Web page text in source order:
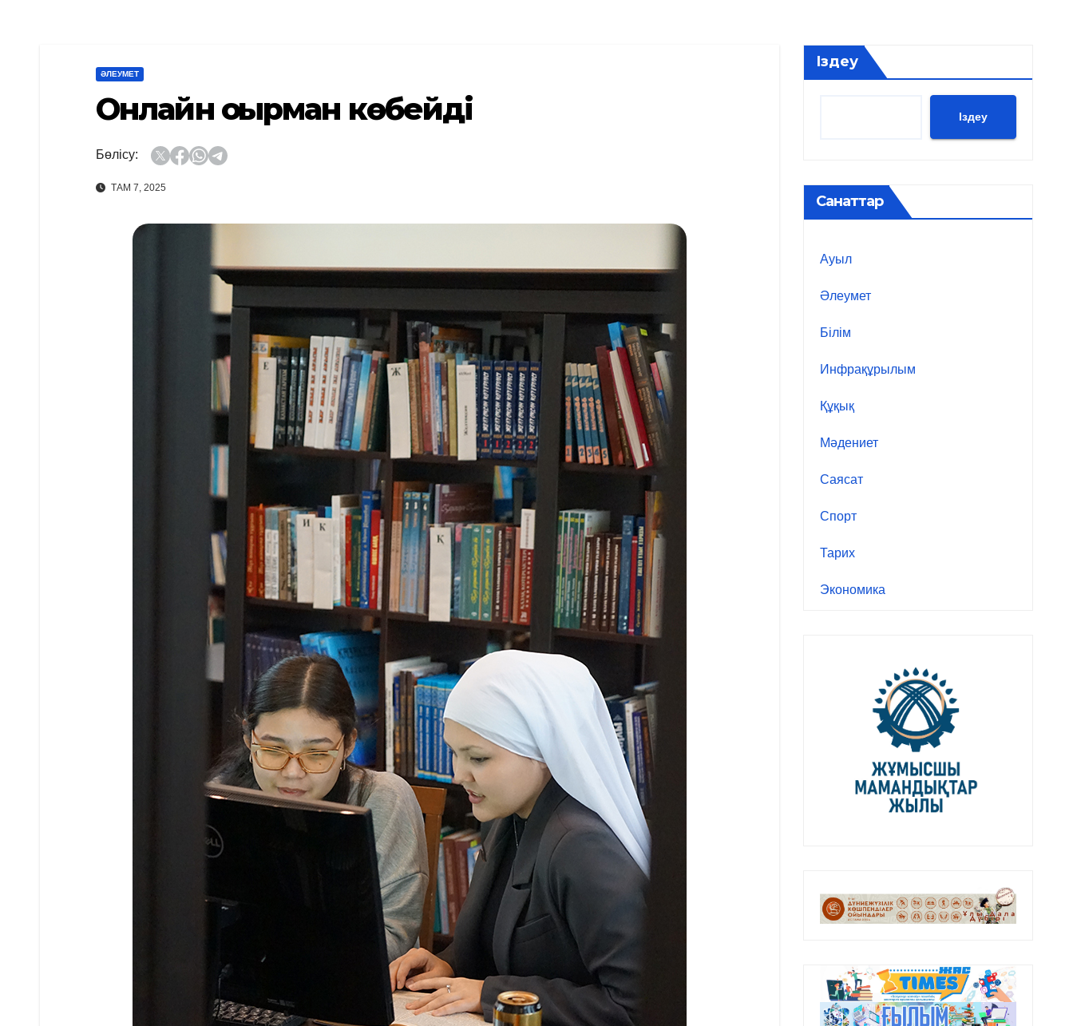
ӘЛЕУМЕТ
Онлайн оқырман көбейді
Бөлісу:
ТАМ 7, 2025
Іздеу
Іздеу
Санаттар
Ауыл
Әлеумет
Білім
Инфрақұрылым
Құқық
Мәдениет
Саясат
Спорт
Тарих
Экономика